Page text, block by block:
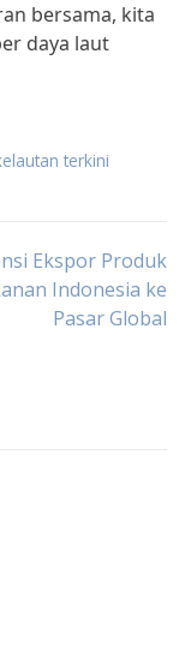
bersama, kita
daya laut
terkini
Ekspor Produk
Indonesia ke
Pasar Global